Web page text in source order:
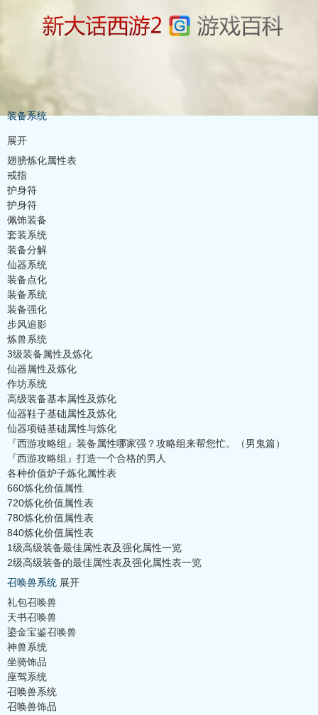
装备系统
展开
翅膀炼化属性表
戒指
护身符
护身符
佩饰装备
套装系统
装备分解
仙器系统
装备点化
装备系统
装备强化
步风追影
炼兽系统
3级装备属性及炼化
仙器属性及炼化
作坊系统
高级装备基本属性及炼化
仙器鞋子基础属性及炼化
仙器项链基础属性与炼化
『西游攻略组』装备属性哪家强？攻略组来帮您忙。（男鬼篇）
『西游攻略组』打造一个合格的男人
各种价值炉子炼化属性表
660炼化价值属性
720炼化价值属性表
780炼化价值属性表
840炼化价值属性表
1级高级装备最佳属性表及强化属性一览
2级高级装备的最佳属性表及强化属性表一览
召唤兽系统 展开
礼包召唤兽
天书召唤兽
鎏金宝鉴召唤兽
神兽系统
坐骑饰品
座驾系统
召唤兽系统
召唤兽饰品